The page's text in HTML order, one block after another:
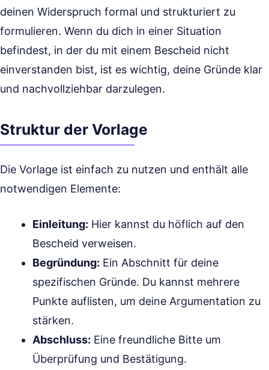
deinen Widerspruch formal und strukturiert zu
formulieren. Wenn du dich in einer Situation
befindest, in der du mit einem Bescheid nicht
einverstanden bist, ist es wichtig, deine Gründe klar
und nachvollziehbar darzulegen.
Struktur der Vorlage
Die Vorlage ist einfach zu nutzen und enthält alle
notwendigen Elemente:
Einleitung: Hier kannst du höflich auf den
Bescheid verweisen.
Begründung: Ein Abschnitt für deine
spezifischen Gründe. Du kannst mehrere
Punkte auflisten, um deine Argumentation zu
stärken.
Abschluss: Eine freundliche Bitte um
Überprüfung und Bestätigung.